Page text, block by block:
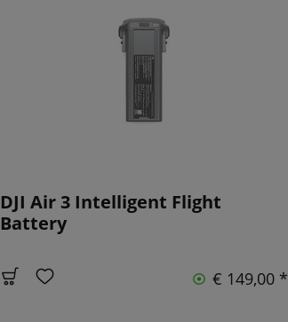
DJI Air 3 Intelligent Flight
Battery
€ 149,00 *